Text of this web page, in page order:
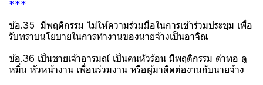
***
ข้อ.35 มีพฤติกรรม ไม่ให้ความร่วมมือในการเข้าร่วมประชุม เพื่อ
รับทราบนโยบายในการทำงานของนายจ้างเป็นอาจิณ
ข้อ.36 เป็นชายเจ้าอารมณ์ เป็นคนหัวร้อน มีพฤติกรรม ด่าทอ ดู
หมิ่น หัวหน้างาน เพื่อนร่วมงาน หรือผู้มาติดต่องานกับนายจ้าง